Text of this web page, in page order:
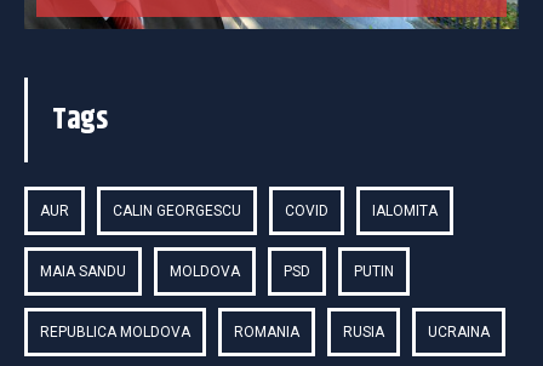
Tags
AUR CALIN GEORGESCU COVID IALOMITA
MAIA SANDU MOLDOVA PSD PUTIN
REPUBLICA MOLDOVA ROMANIA RUSIA UCRAINA